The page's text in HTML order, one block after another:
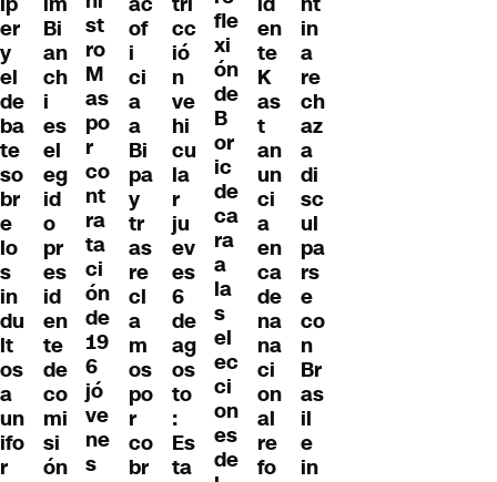
er
y
el
de
ba
te
so
br
e
lo
s
in
du
lt
os
a
un
ifo
r
Bi
an
ch
i
es
el
eg
id
o
pr
es
id
en
te
de
co
mi
si
ón
st
ro
M
as
po
r
co
nt
ra
ta
ci
ón
de
19
6
jó
ve
ne
s
of
i
ci
a
a
Bi
pa
y
tr
as
re
cl
a
m
os
po
r
co
br
cc
ió
n
ve
hi
cu
la
r
ju
ev
es
6
de
ag
os
to
:
Es
ta
fle
xi
ón
de
B
or
ic
de
ca
ra
a
la
s
el
ec
ci
on
es
de
en
te
K
as
t
an
un
ci
a
en
ca
de
na
na
ci
on
al
re
fo
in
a
re
ch
az
a
di
sc
ul
pa
rs
e
co
n
Br
as
il
e
in